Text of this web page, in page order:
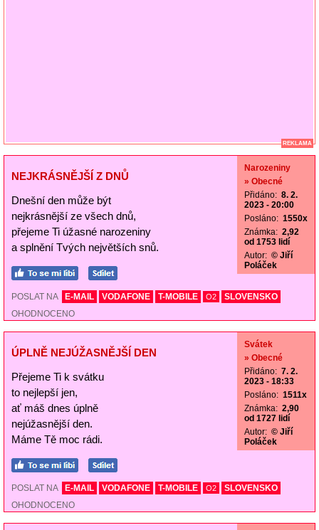
REKLAMA
NEJKRÁSNĚJŠÍ Z DNŮ
Dnešní den může být
nejkrásnější ze všech dnů,
přejeme Ti úžasné narozeniny
a splnění Tvých největších snů.
Narozeniny
» Obecné
Přidáno: 8. 2.
2023 - 20:00
Posláno: 1550x
Známka: 2,92
od 1753 lidí
Autor: © Jiří
Poláček
POSLAT NA E-MAIL VODAFONE T-MOBILE O2
SLOVENSKO
OHODNOCENO
ÚPLNĚ NEJÚŽASNĚJŠÍ DEN
Přejeme Ti k svátku
to nejlepší jen,
ať máš dnes úplně
nejúžasnější den.
Máme Tě moc rádi.
Svátek
» Obecné
Přidáno: 7. 2.
2023 - 18:33
Posláno: 1511x
Známka: 2,90
od 1727 lidí
Autor: © Jiří
Poláček
POSLAT NA E-MAIL VODAFONE T-MOBILE O2
SLOVENSKO
OHODNOCENO